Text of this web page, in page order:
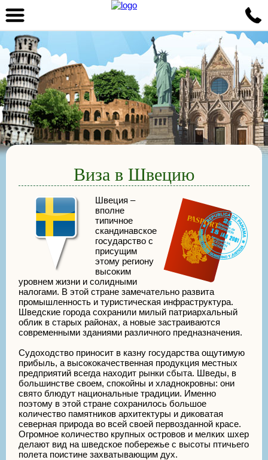
Виза в Швецию
Швеция –
вполне
типичное
скандинавское
государство с
присущим
этому региону
высоким
уровнем жизни и солидными
налогами. В этой стране замечательно развита
промышленность и туристическая инфраструктура.
Шведские города сохранили милый патриархальный
облик в старых районах, а новые застраиваются
современными зданиями различного предназначения.
Судоходство приносит в казну государства ощутимую
прибыль, а высококачественная продукция местных
предприятий всегда находит рынки сбыта. Шведы, в
большинстве своем, спокойны и хладнокровны: они
свято блюдут национальные традиции. Именно
поэтому в этой стране сохранилось большое
количество памятников архитектуры и диковатая
северная природа во всей своей первозданной красе.
Огромное количество крупных островов и мелких шхер
делают вид на шведское побережье с высоты птичьего
полета поистине захватывающим дух.